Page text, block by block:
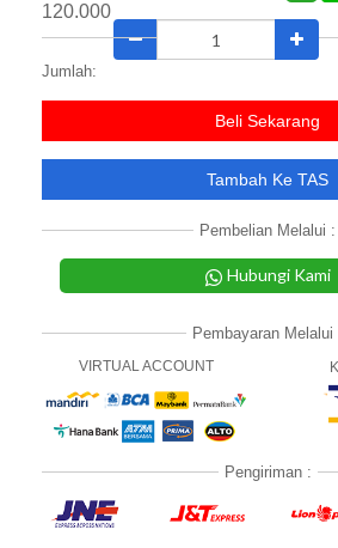
120.000
Jumlah:
Beli Sekarang
Tambah Ke TAS
Pembelian Melalui :
Hubungi Kami
Pembayaran Melalui
VIRTUAL ACCOUNT
Pengiriman :